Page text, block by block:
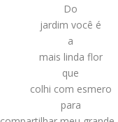
Do
jardim você é
a
mais linda flor
que
colhi com esmero
para